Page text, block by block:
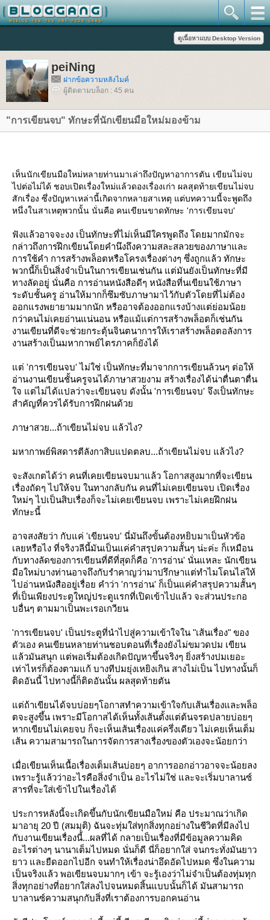
peiNing
ฝากข้อความหลังไมค์
ผู้ติดตามบล็อก : 45 คน
"การเขียนจบ" ทักษะที่นักเขียนมือใหม่มองข้าม
เห็นนักเขียนมือใหม่หลายท่านมาเล่าถึงปัญหาอาการตัน เขียนไม่จบ
ไปต่อไม่ได้ ชอบเปิดเรื่องใหม่แล้วดองเรื่องเก่า ผลสุดท้ายเขียนไม่จบ
สักเรื่อง ซึ่งปัญหาเหล่านี้เกิดจากหลายสาเหตุ แต่บทความนี้จะพูดถึง
หนึ่งในสาเหตุพวกนั้น นั่นคือ คนเขียนขาดทักษะ 'การเขียนจบ'
ฟังแล้วอาจจะงง เป็นทักษะที่ไม่เห็นมีใครพูดถึง โดยมากมักจะ
กล่าวถึงการฝึกเขียนโดยคำนึงถึงความสละสลวยของภาษาและ
การใช้คำ การสร้างพล็อตหรือโครงเรื่องต่างๆ ซึ่งถูกแล้ว ทักษะ
พวกนี้ก็เป็นสิ่งจำเป็นในการเขียนเช่นกัน แต่มันยังเป็นทักษะที่มี
ทางลัดอยู่ นั่นคือ การอ่านหนังสือดีๆ หนังสือที่นเขียนใช้ภาษา
ระดับชั้นครู อ่านให้มากก็ซึมซับภาษามาไว้กับตัวโดยที่ไม่ต้อง
ออกแรงพยายามมากนัก หรืออาจต้องออกแรงบ้างแต่ย่อมน้อ
กว่าคนไม่เคยอ่านแน่นอน หรือแม้แต่การสร้างพล็อตก็เช่นกัน
งานเขียนที่ดีจะช่วยกระตุ้นจินตนาการให้เราสร้างพล็อตอลังการ
งานสร้างเป็นมหากาพย์ไตรภาคก็ยังได้
ต่ 'การเขียนจบ' ไม่ใช่ เป็นทักษะที่มาจากการเขียนล้วนๆ ต่อให้
อ่านงานเขียนชั้นครูจนได้ภาษาสวยงาม สร้างเรื่องได้น่าตื่นตาตื่น
จ แต่ไม่ได้แปลว่าจะเขียนจบ ดังนั้น 'การเขียนจบ' จึงเป็นทักษะ
สำคัญที่ควรได้รับการฝึกฝนด้ว
ภาษาสวย...ถ้าเขียนไม่จบ แล้วไง?
มหากาพย์พิสดารตีลังกาสิบแปดตลบ...ถ้าเขียนไม่จบ แล้วไง?
จะสังเกตได้ว่า คนที่เคยเขียนจบมาแล้ว โอกาสสูงมากที่จะเขียน
เรื่องถัดๆ ไปให้จบ ในทางกลับกัน คนที่ไม่เคยเขียนจบ เปิดเรื่อง
หม่ๆ ไปเป็นสิบเรื่องก็จะไม่เคยเขียนจบ เพราะไม่เคยฝึกฝน
ทักษะนี้
อาจสงสัยว่า กับแค่ 'เขียนจบ' นี่มันถึงขั้นต้องหยิบมาเป็นหัวข้อ
เลยหรือไง ที่จริงวลีนี้มันเป็นแค่คำสรุปความสั้นๆ น่ะค่ะ ก็เหมือน
กับทางลัดของการเขียนที่ดีที่สุดก็คือ 'การอ่าน' นั่นแหละ นักเขียน
มือใหม่บางท่านอาจถึงกับรำคาญว่ามาปรึกษาแต่ทำไมโดนไล่ให้
ไปอ่านหนังสืออยู่เรื่อย คำว่า 'การอ่าน' ก็เป็นแค่คำสรุปความสั้นๆ
ที่เป็นเพียงประตูใหญ่ประตูแรกที่เปิดเข้าไปแล้ว จะส่วนประกอ
บอื่นๆ ตามมาเป็นพะเรอเกวียน
'การเขียนจบ' เป็นประตูที่นำไปสู่ความเข้าใจใน "เส้นเรื่อง" ของ
ตัวเอง คนเขียนหลายท่านชอบตอนที่เรื่องยังไม่ขมวดปม เขียน
ล้วมันสนุก แต่พอเริ่มต้องเกิดปัญหาขึ้นจริงๆ ยิ่งสร้างปมเยอะ
เท่าไหร่ก็ต้องตามแก้ บางทีปมยุ่งเหยิงเกิน สางไม่เป็น ไปทางนั้นก็
ติดอันนี้ ไปทางนี้ก็ติดอันนั้น ผลสุดท้ายตัน
ต่ถ้าเขียนได้จบบ่อยๆโอกาสทำความเข้าใจกับเส้นเรื่องและพล็อ
ตจะสูงขึ้น เพราะมีโอกาสได้เห็นทั้งเส้นตั้งแต่ต้นจรดปลายบ่อยๆ
หากเขียนไม่เคยจบ ก็จะเห็นเส้นเรื่องแค่ครึ่งเดียว ไม่เคยเห็นเต็ม
เส้น ความสามารถในการจัดการสางเรื่องของตัวเองจะน้อยกว่า
เมื่อเขียนเห็นเนื้อเรื่องเต็มเส้นบ่อยๆ อาการออกอ่าวอาจจะน้อยลง
เพราะรู้แล้วว่าอะไรคือสิ่งจำเป็น อะไรไม่ใช่ และจะเริ่มบาลานซ์
สารที่จะใส่เข้าไปในเรื่องได้
ประการหลังนี้จะเกิดขึ้นกับนักเขียนมือใหม่ คือ ประมาณว่าเกิด
มาอายุ 20 ปี (สมมุติ) ฉันจะทุ่มใส่ทุกสิ่งทุกอย่างในชีวิตที่มีลงไป
กับงานเขียนเรื่องนี้...ผลที่ได้ กลายเป็นเรื่องที่มีข้อมูลความคิด
อะไรต่างๆ นานาเต็มไปหมด นั่นก็ดี นี่ก็อยากใส่ จนกระทั่งมันยาว
าว และยืดออกไปอีก จนทำให้เรื่องน่าอึดอัดไปหมด ซึ่งในความ
เป็นจริงแล้ว พอเขียนจบมากๆ เข้า จะรู้เองว่าไม่จำเป็นต้องทุ่มทุก
สิ่งทุกอย่างที่อยากใส่ลงไปจนหมดสิ้นแบบนั้นก็ได้ มันสามารถ
บาลานซ์ความสนุกกับสิ่งที่เราต้องการบอกคนอ่าน